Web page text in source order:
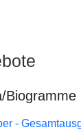
Biogramme
-